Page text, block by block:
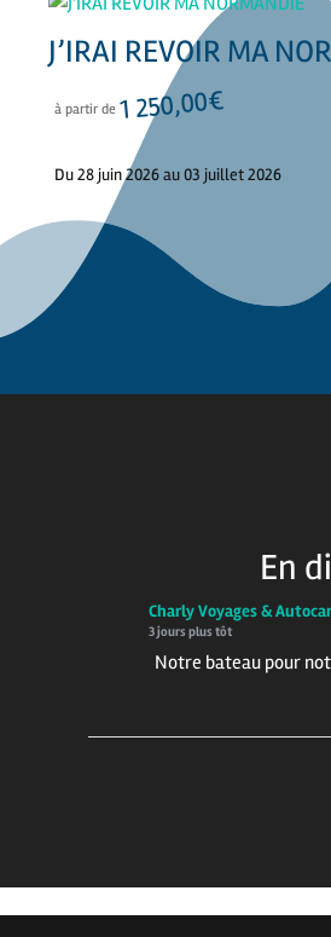
J’IRAI REVOIR MA
à partir de 1 250,00€
Du 28 juin 2026 au 03 juillet 2026
En
Charly Voyages &
3 jours plus tôt
Notre bateau pour